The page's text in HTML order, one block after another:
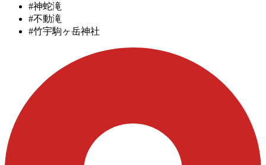
#神蛇滝
#不動滝
#竹宇駒ヶ岳神社